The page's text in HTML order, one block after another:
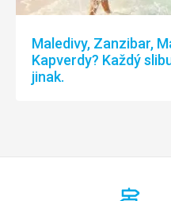
Maledivy, Zanzibar,
Kapverdy? Každý
jinak.